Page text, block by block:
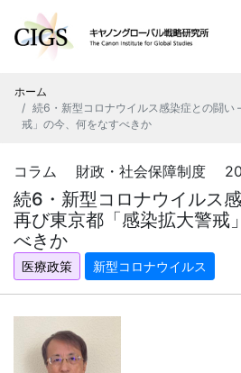
ホーム
続6・新型コロナウイルス感染症との闘
戒」の今、何をなすべきか
コラム 財政・社会保障制度
続6・新型コロナウイルス
再び東京都「感染拡大警戒
べきか
医療政策 新型コロナウイルス